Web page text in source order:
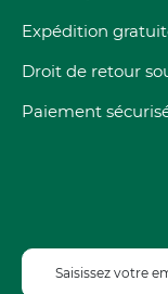
Expédition
Droit de retour
Paiement
I